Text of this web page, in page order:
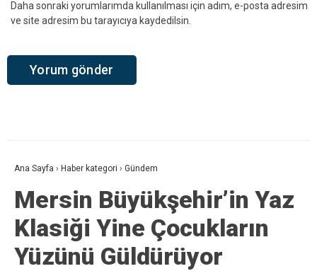
Daha sonraki yorumlarımda kullanılması için adım, e-posta adresim
ve site adresim bu tarayıcıya kaydedilsin.
Ana Sayfa › Haber kategori › Gündem
Mersin Büyükşehir’in Yaz
Klasiği Yine Çocukların
Yüzünü Güldürüyor